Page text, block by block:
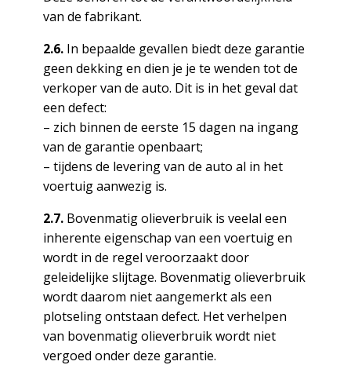
van de fabrikant.
2.6.In bepaalde gevallen biedt deze garantie
geen dekking en dien je je te wenden tot de
verkoper van de auto. Dit is in het geval dat
een defect:
– zich binnen de eerste 15 dagen na ingang
van de garantie openbaart;
– tijdens de levering van de auto al in het
voertuig aanwezig is.
2.7.Bovenmatig olieverbruik is veelal een
inherente eigenschap van een voertuig en
wordt in de regel veroorzaakt door
geleidelijke slijtage. Bovenmatig olieverbruik
wordt daarom niet aangemerkt als een
plotseling ontstaan defect. Het verhelpen
van bovenmatig olieverbruik wordt niet
vergoed onder deze garantie.